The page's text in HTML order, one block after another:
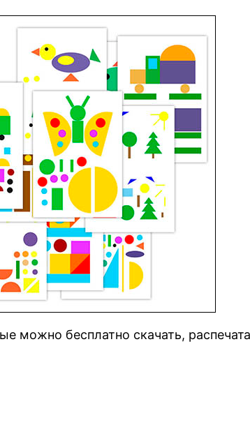
можно бесплатно скачать,